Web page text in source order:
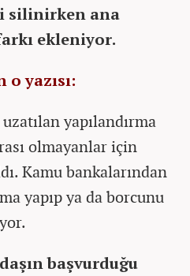
silinirken ana
ekleniyor.
yazısı:
yapılandırma
olmayanlar için
Kamu bankalarından
yapıp ya da borcunu
başvurduğu